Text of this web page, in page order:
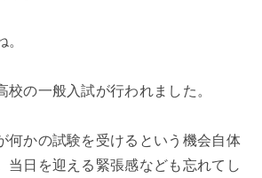
校の一般入試が行われました。
何かの試験を受けるという機会自体
当日を迎える緊張感なども忘れてし